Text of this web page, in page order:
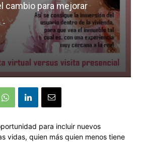
cambio para mejorar
-
para incluir nuevos
vidas, quien más quien menos tiene